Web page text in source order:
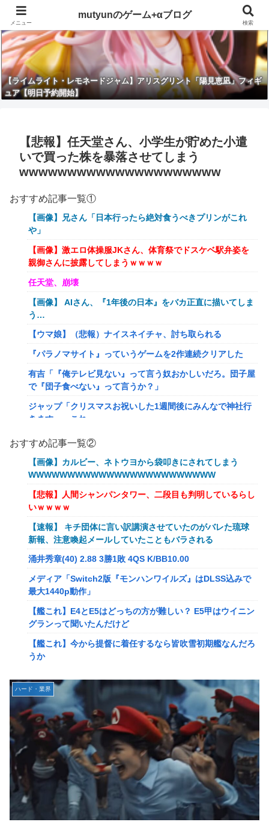
【ライムライト・レモネードジャム】アリスグリント「陽見恵凪」フィギ
ュア【明日予約開始】
【悲報】任天堂さん、小学生が貯めた小遣
いで買った株を暴落させてしまう
wwwwwwwwwwwwwwwwwwwww
おすすめ記事一覧①
【画像】兄さん「日本行ったら絶対食うべきプリンがこれ
や」
【画像】激エロ体操服JKさん、体育祭でドスケベ駅弁姿を
親御さんに披露してしまうｗｗｗｗ
任天堂、崩壊
【画像】 AIさん、『1年後の日本』をバカ正直に描いてしま
う…
【ウマ娘】（悲報）ナイスネイチャ、討ち取られる
『パラノマサイト』っていうゲームを2作連続クリアした
有吉「『俺テレビ見ない』って言う奴おかしいだろ。団子屋
で『団子食べない』って言うか？」
ジャップ「クリスマスお祝いした1週間後にみんなで神社行
きます」←これ
【画像】令和最新版のあのちゃん、可愛過ぎてワイらにブッ
刺さりまくりw w w w w w
オワコン扱いされていたデジモンさん、令和に全盛期を超え
る利益を生み出していた
【爆笑ｗ】バッグひったくりを試みた男、バイクを盗られ
る！
【動画】新型のさすまた、限界突破www
メディア「Switch2版『モンハンワイルズ』はDLSS込みで
最大1440p動作」
【艦これ】E4とE5はどっちの方が難しい？ E5甲はウイニン
グランって聞いたんだけど
【艦これ】今から提督に着任するなら皆吹雪初期艦なんだろ
うか
【艦これ】バニ黒潮親潮 他
【ポケモンGO】リモート交換って 大半が交換レート合わせ
ない奴多くね？
【衝撃】クルタ族虐 殺の犯人、ツェリードニヒで確定！ク
ロロの演劇のせいで2人も無駄死ににwwww
【悲報】ライター「ちいかわが反社とコラボしてた」ﾊﾟｼｬｯ
死神のコスプレをして隣のビルの屋上から病院を眺めていた
男を逮捕ｗｗｗ
【画像】コスプレイヤーが死ぬ気で痩せた結果ｗｗｗｗ
おすすめ記事一覧②
【画像】カルビー、ネトウヨから袋叩きにされてしまう
WWWWWWWWWWWWWWWWWWWWWWWW
【悲報】人間シャンパンタワー、二段目も判明しているらし
いｗｗｗｗ
【速報】 キチ団体に言い訳講演させていたのがバレた琉球
新報、注意喚起メールしていたこともバラされる
涌井秀章(40) 2.88 3勝1敗 4QS K/BB10.00
メディア「Switch2版『モンハンワイルズ』はDLSS込みで
最大1440p動作」
【艦これ】E4とE5はどっちの方が難しい？ E5甲はウイニン
グランって聞いたんだけど
【艦これ】今から提督に着任するなら皆吹雪初期艦なんだろ
うか
【速報】専門家「イオンモール熊本の爆心地に”こんなも
の”があったんだけど…」
【画像】かつて天下を獲っていたYouTuberの現在ｗｗｗｗ
【速報】熊本イオンモール、爆発の原因は『これ』の可能性
【悲報】コレコレ、月収1億円ｗｗｗそりゃ外出るのにボデ
ィガードつけるわ…
【悲報】有名漫画家、がんを公表「大腸癌になってしまいま
した。肝臓に転移も見られてステージ4です」
ハード・業界
メニュー
mutyunのゲーム+αブログ
検索